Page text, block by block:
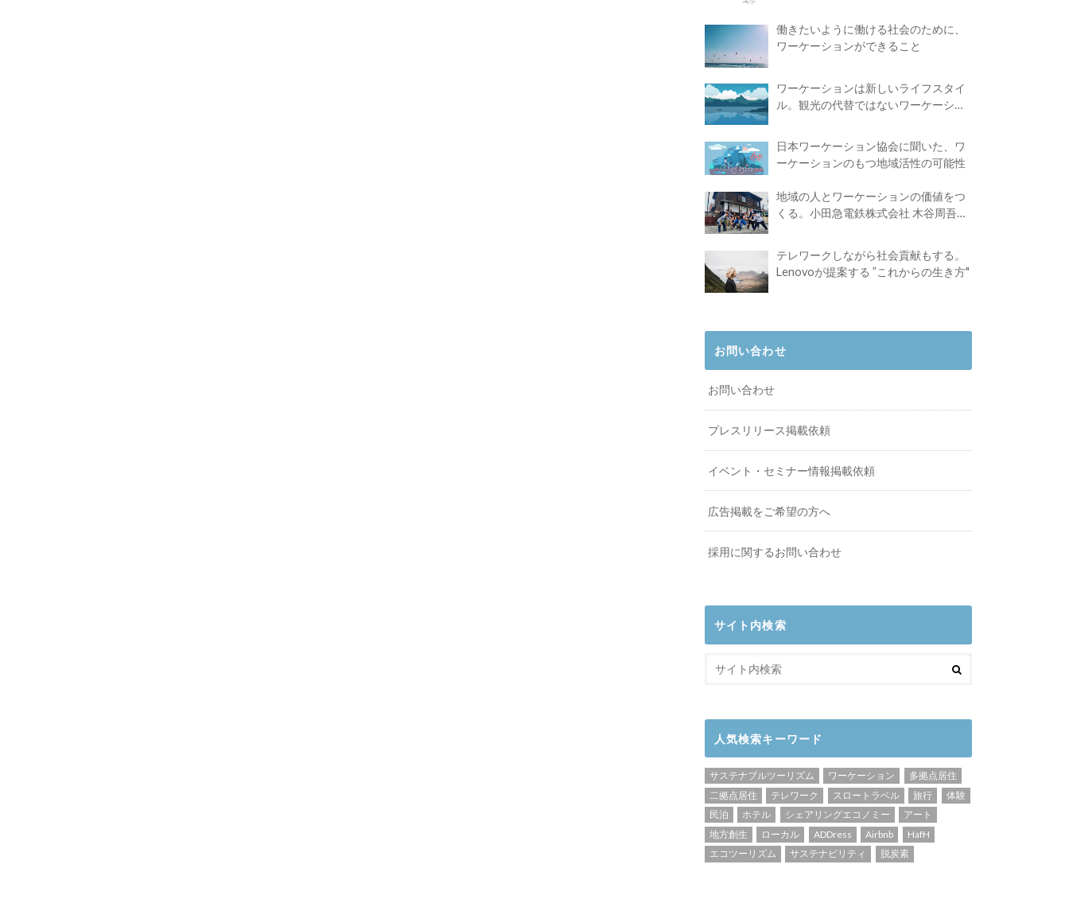
働きたいように働ける社会のために、
ワーケーションができること
ワーケーションは新しいライフスタイ
ル。観光の代替ではないワーケーショ
日本ワーケーション協会に聞いた、ワ
ーケーションのもつ地域活性の可能性
地域の人とワーケーションの価値をつ
くる。小田急電鉄株式会社 木谷周吾さ
テレワークしながら社会貢献もする。
Lenovoが提案する ”これからの生き方"
お問い合わせ
お問い合わせ
プレスリリース掲載依頼
イベント・セミナー情報掲載依頼
広告掲載をご希望の方へ
採用に関するお問い合わせ
サイト内検索
人気検索キーワード
サステナブルツーリズム ワーケーション
多拠点居住
二拠点居住
テレワーク スロートラベル 旅行
体験
民泊
ホテル シェアリングエコノミー
アート
地方創生
ローカル ADDress Airbnb
HafH
エコツーリズム
サステナビリティ 脱炭素